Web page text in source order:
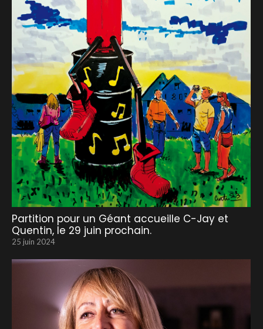
Partition pour un Géant accueille C-Jay et
Quentin, le 29 juin prochain.
25 juin 2024